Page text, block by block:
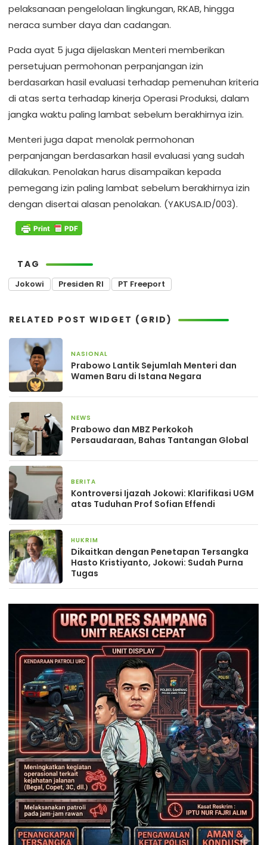
pelaksanaan pengelolaan lingkungan, RKAB, hingga
neraca sumber daya dan cadangan.
Pada ayat 5 juga dijelaskan Menteri memberikan
persetujuan permohonan perpanjangan izin
berdasarkan hasil evaluasi terhadap pemenuhan kriteria
di atas serta terhadap kinerja Operasi Produksi, dalam
jangka waktu paling lambat sebelum berakhirnya izin.
Menteri juga dapat menolak permohonan
perpanjangan berdasarkan hasil evaluasi yang sudah
dilakukan. Penolakan harus disampaikan kepada
pemegang izin paling lambat sebelum berakhirnya izin
dengan disertai alasan penolakan. (YAKUSA.ID/003).
TAG
Jokowi Presiden RI PT Freeport
RELATED POST WIDGET (GRID)
NASIONAL
Prabowo Lantik Sejumlah Menteri dan
Wamen Baru di Istana Negara
NEWS
Prabowo dan MBZ Perkokoh
Persaudaraan, Bahas Tantangan Global
BERITA
Kontroversi Ijazah Jokowi: Klarifikasi UGM
atas Tuduhan Prof Sofian Effendi
HUKRIM
Dikaitkan dengan Penetapan Tersangka
Hasto Kristiyanto, Jokowi: Sudah Purna
Tugas